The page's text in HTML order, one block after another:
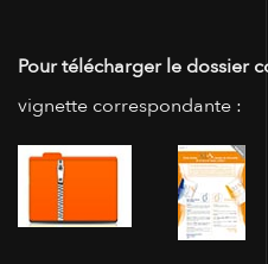
Pour télécharger le dossier
vignette correspondante :